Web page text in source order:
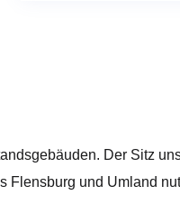
Der Sitz
Flensburg und Umland